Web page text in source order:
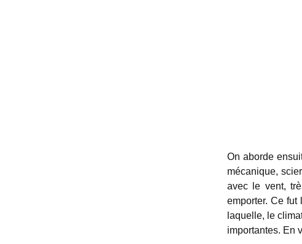
On aborde
mécanique,
avec le vent,
emporter. Ce fut
laquelle, le
importantes. En